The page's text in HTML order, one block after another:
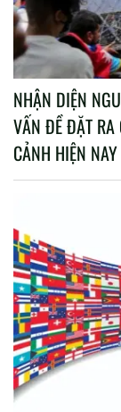
NHẬN DIỆN
VẤN ĐỀ ĐẶT RA
CẢNH HIỆN NAY